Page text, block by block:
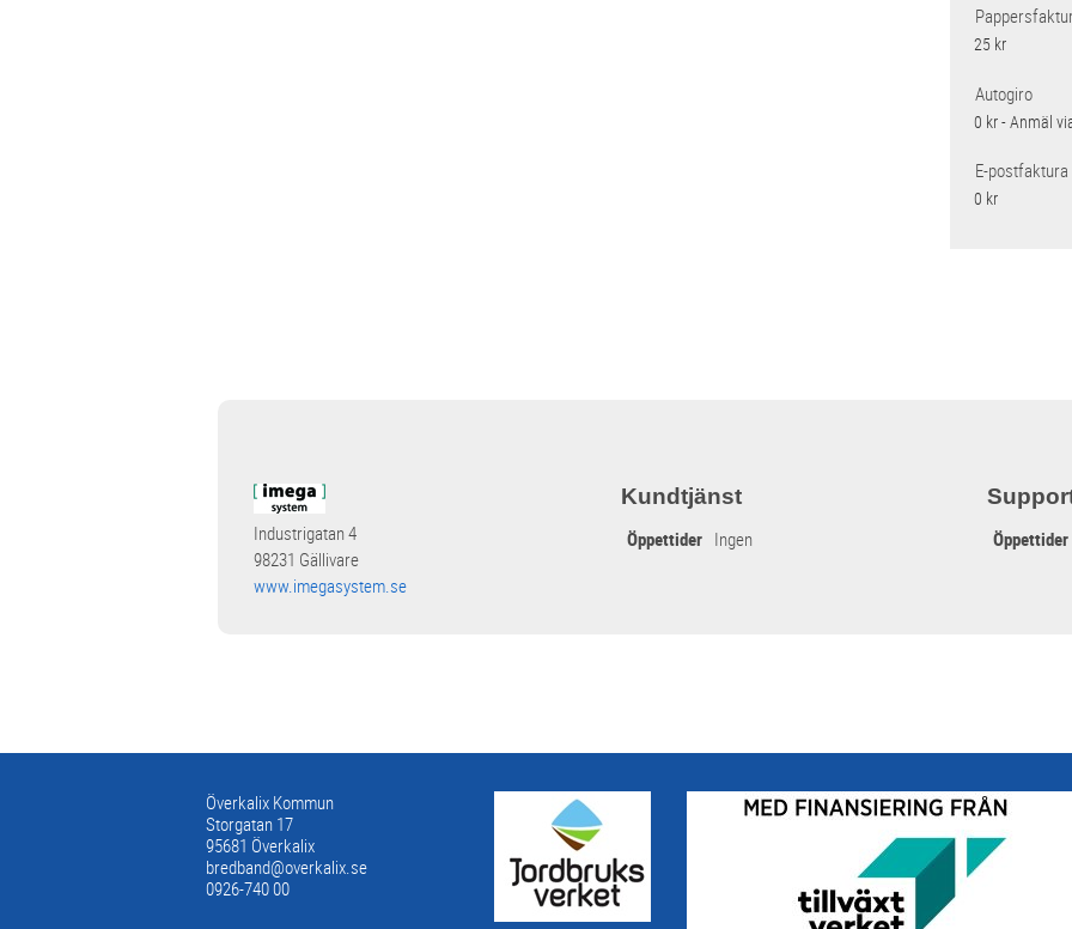
25 kr
Autogiro
0 kr - Anmäl
E-postfaktura
0 kr
Industrigatan 4
98231 Gällivare
www.imegasystem.se
Kundtjänst
Öppettider Ingen Öppettider
Överkalix Kommun
Storgatan 17
95681 Överkalix
bredband@overkalix.se
0926-740 00